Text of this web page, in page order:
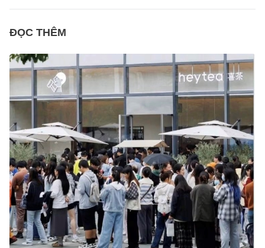
ĐỌC THÊM